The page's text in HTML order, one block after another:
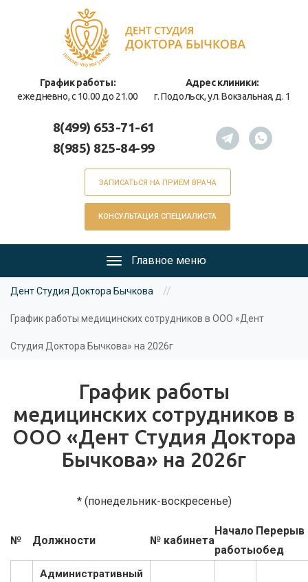
График работы:
ежедневно, с 10.00 до 21.00
Адрес клиники:
г. Подольск, ул. Вокзальная, д. 1
8(499) 653-71-61
8(985) 825-84-99
ЗАПИСАТЬСЯ НА ПРИЕМ ВРАЧА
КОНСУЛЬТАЦИЯ СПЕЦИАЛИСТА
Главное
меню
Главное меню
Вы
здесь
Дент Студия Доктора Бычкова //
График работы медицинских сотрудников в ООО «Дент
Студия Доктора Бычкова» на 2026г
График работы
медицинских сотрудников в
ООО «Дент Студия Доктора
Бычкова» на 2026г
* (понедельник-воскресенье)
№ Должности № кабинета
Начало
работы
Перерыв
обед
Административный